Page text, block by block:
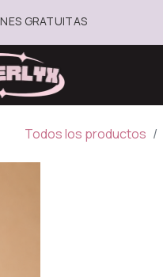
GRATUITAS
Todos los productos